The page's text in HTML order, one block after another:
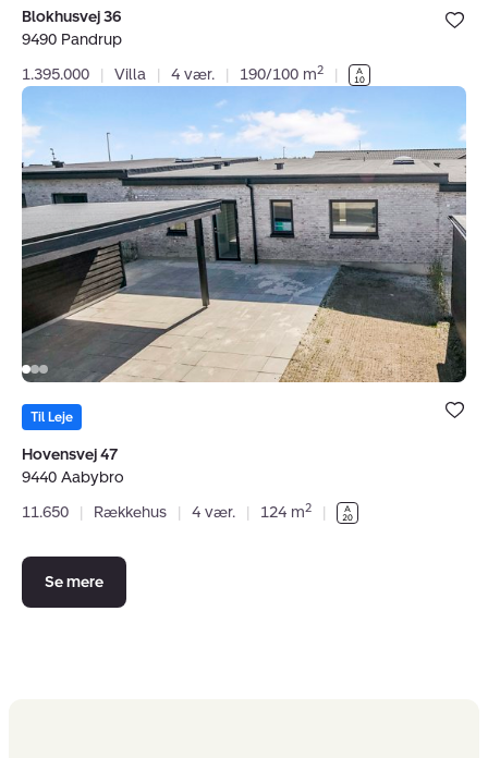
Bolig er
under dine
Blokhusvej 36
9490 Pandrup
1.395.000
| Villa | 4 vær. | 190/100 m2 |
Hovensvej
47,
9440
Aabybro
Bolig er
under dine
Til Leje
Hovensvej 47
9440 Aabybro
11.650
| Rækkehus | 4 vær. | 124 m2 |
Se mere